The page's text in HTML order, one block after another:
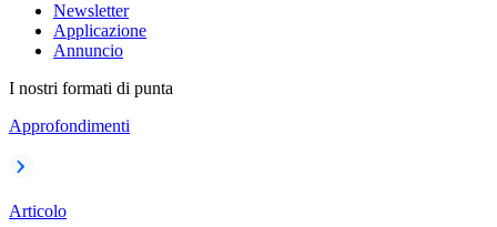
Newsletter
Applicazione
Annuncio
I nostri formati di punta
Approfondimenti
Articolo